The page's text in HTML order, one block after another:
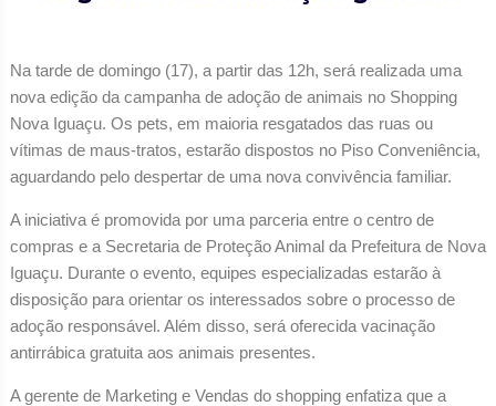
Na tarde de domingo (17), a partir das 12h, será realizada uma
nova edição da campanha de adoção de animais no Shopping
Nova Iguaçu. Os pets, em maioria resgatados das ruas ou
vítimas de maus-tratos, estarão dispostos no Piso Conveniência,
aguardando pelo despertar de uma nova convivência familiar.
A iniciativa é promovida por uma parceria entre o centro de
compras e a Secretaria de Proteção Animal da Prefeitura de Nova
Iguaçu. Durante o evento, equipes especializadas estarão à
disposição para orientar os interessados sobre o processo de
adoção responsável. Além disso, será oferecida vacinação
antirrábica gratuita aos animais presentes.
A gerente de Marketing e Vendas do shopping enfatiza que a